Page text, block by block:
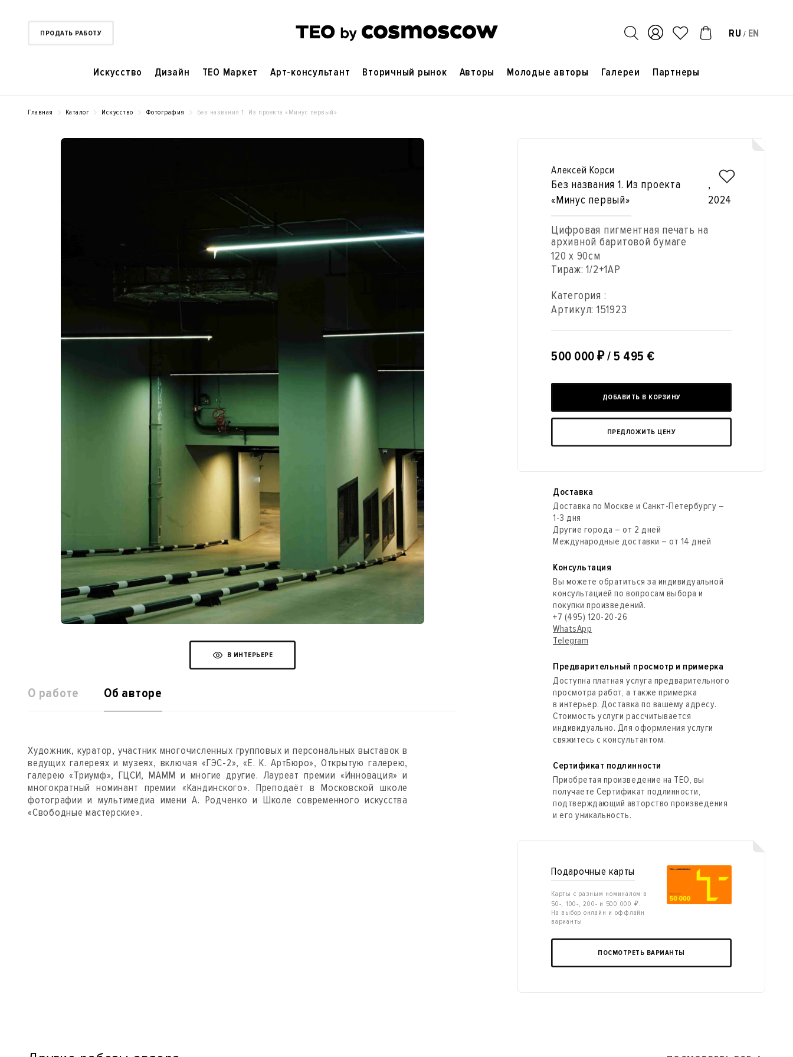
ПРОДАТЬ РАБОТУ RU / EN
Искусство Дизайн TEO Маркет Арт-консультант Вторичный рынок Авторы Молодые авторы Галереи Партнеры
Главная Каталог Искусство Фотография Без названия 1. Из проекта «Минус первый»
В ИНТЕРЬЕРЕ
О работе Об авторе
Художник, куратор, участник многочисленных групповых и персональных выставок в
ведущих галереях и музеях, включая «ГЭС-2», «Е. К. АртБюро», Открытую галерею,
галерею «Триумф», ГЦСИ, МАММ и многие другие. Лауреат премии «Инновация» и
многократный номинант премии «Кандинского». Преподаёт в Московской школе
фотографии и мультимедиа имени А. Родченко и Школе современного искусства
«Свободные мастерские».
Алексей Корси
Без названия 1. Из проекта
«Минус первый»
,
2024
Цифровая пигментная печать на
архивной баритовой бумаге
120 x 90см
Тираж: 1/2+1АР
Категория :
Артикул: 151923
500 000 ₽/ 5 495 €
ДОБАВИТЬ В КОРЗИНУ
ПРЕДЛОЖИТЬ ЦЕНУ
Доставка
Доставка по Москве и Санкт-Петербургу –
1-3 дня
Другие города – от 2 дней
Международные доставки – от 14 дней
Консультация
Вы можете обратиться за индивидуальной
консультацией по вопросам выбора и
покупки произведений.
+7 (495) 120-20-26
WhatsApp
Telegram
Предварительный просмотр и примерка
Доступна платная услуга предварительного
просмотра работ, а также примерка
в интерьер. Доставка по вашему адресу.
Стоимость услуги рассчитывается
индивидуально. Для оформления услуги
свяжитесь с консультантом.
Сертификат подлинности
Приобретая произведение на ТЕО, вы
получаете Сертификат подлинности,
подтверждающий авторство произведения
и его уникальность.
Подарочные карты
Карты с разным номиналом в
50-, 100-, 200- и 500 000 ₽.
На выбор онлайн и оффлайн
варианты
ПОСМОТРЕТЬ ВАРИАНТЫ